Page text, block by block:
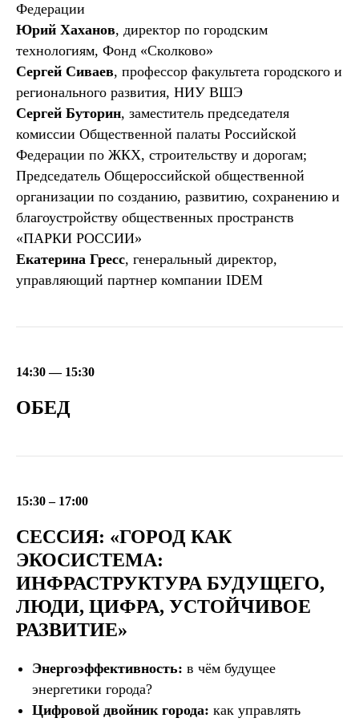
Федерации
Юрий Хаханов, директор по городским
технологиям, Фонд «Сколково»
Сергей Сиваев, профессор факультета городского и
регионального развития, НИУ ВШЭ
Сергей Буторин, заместитель председателя
комиссии Общественной палаты Российской
Федерации по ЖКХ, строительству и дорогам;
Председатель Общероссийской общественной
организации по созданию, развитию, сохранению и
благоустройству общественных пространств
«ПАРКИ РОССИИ»
Екатерина Гресс, генеральный директор,
управляющий партнер компании IDEM
14:30 — 15:30
ОБЕД
15:30 – 17:00
СЕССИЯ: «ГОРОД КАК
ЭКОСИСТЕМА:
ИНФРАСТРУКТУРА БУДУЩЕГО,
ЛЮДИ, ЦИФРА, УСТОЙЧИВОЕ
РАЗВИТИЕ»
Энергоэффективность: в чём будущее
энергетики города?
Цифровой двойник города: как управлять